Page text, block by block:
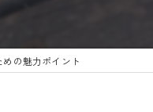
の魅力ポイント